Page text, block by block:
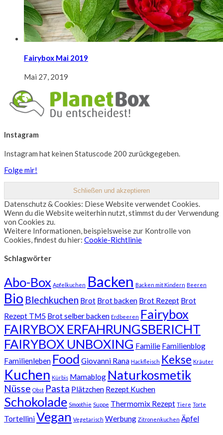
Fairybox Mai 2019
Mai 27, 2019
Instagram
Instagram hat keinen Statuscode 200 zurückgegeben.
Folge mir!
Datenschutz & Cookies: Diese Website verwendet Cookies.
Wenn du die Website weiterhin nutzt, stimmst du der Verwendung
von Cookies zu.
Weitere Informationen, beispielsweise zur Kontrolle von
Cookies, findest du hier: Cookie-Richtlinie
Schlagwörter
Abo-Box Apfelkuchen Backen Backen mit Kindern Beeren
Bio Blechkuchen Brot Brot backen Brot Rezept Brot
Rezept TM5 Brot selber backen Erdbeeren Fairybox
FAIRYBOX ERFAHRUNGSBERICHT
FAIRYBOX UNBOXING Familie Familienblog
Familienleben Food Giovanni Rana Hackfleisch Kekse Kräuter
Kuchen Kürbis Mamablog Naturkosmetik
Nüsse Obst Pasta Plätzchen Rezept Kuchen
Schokolade Smoothie Suppe Thermomix Rezept Tiere Torte
TortelliniVegan Vegetarisch Werbung Zitronenkuchen Äpfel